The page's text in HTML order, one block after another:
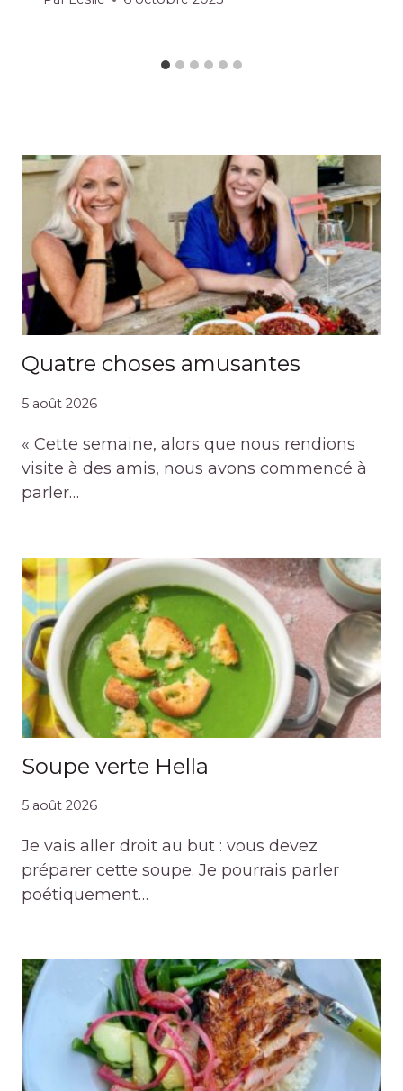
Quatre choses amusantes
5 août 2026
« Cette semaine, alors que nous rendions
visite à des amis, nous avons commencé à
parler…
Soupe verte Hella
5 août 2026
Je vais aller droit au but : vous devez
préparer cette soupe. Je pourrais parler
poétiquement…